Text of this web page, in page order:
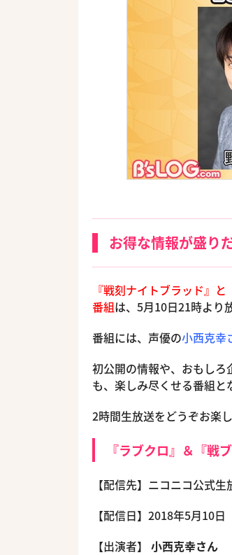
お得な情報が盛り
『戦刻ナイトブラッド』
番組は、5月10日21時より
番組には、声優の小西克幸
初公開の情報や、おもし
も、楽しみ尽くせる番組と
2時間生放送をどうぞお楽
『ラブクロ』＆『戦
【配信先】ニコニコ公式生
【配信日】2018年5月10
【出演者】 小西克幸さん